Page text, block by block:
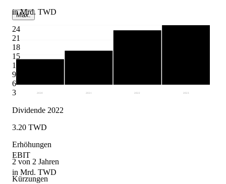
in Mrd. TWD
24
21
18
15
12
9
6
3
EBIT
in Mrd. TWD
Max.
2020 2021 2022 2023
Dividende 2022
3.20 TWD
Erhöhungen
2 von 2 Jahren
Kürzungen